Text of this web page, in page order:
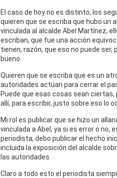
El caso de hoy no es distinto, los
quieren que se escriba que hubo un
vinculada al alcalde Abel Martínez,
escriban, que fue una acción
tienen, razón, que eso no puede ser,
bueno.
Quieren que se escriba que es un
autoridades actúan para cerrar el
Puede que esas cosas sean ciertas,
allí, para escribir, justo sobre eso lo
Mi rol es publicar que se hizo un
vinculada a Abel, ya si es error o no,
periodista, debo publicar el hecho
incluida la exposición del alcalde
las autoridades.
Claro a todo esto el periodista